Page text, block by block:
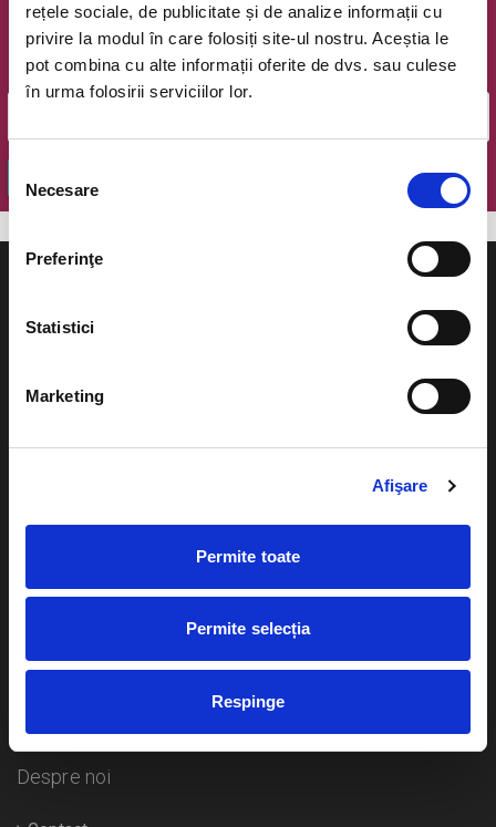
rețele sociale, de publicitate și de analize informații cu
privire la modul în care folosiți site-ul nostru. Aceștia le
pot combina cu alte informații oferite de dvs. sau culese
în urma folosirii serviciilor lor.
consimțământului
Necesare
Preferinţe
Statistici
Marketing
Afişare
Permite toate
Permite selecția
Respinge
Oferte exclusive si o editie saptamanala cu cele mai noi
evenimente.
Email
Plata online sau cash
Livrare prin curier
Duplicare bilete
Concerte si
Despre noi